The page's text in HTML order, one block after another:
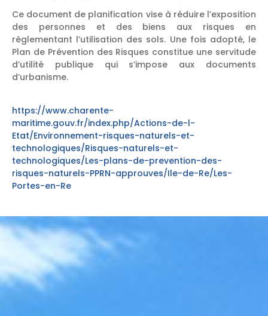
Ce document de planification vise à réduire l’exposition
des personnes et des biens aux risques en
réglementant l’utilisation des sols. Une fois adopté, le
Plan de Prévention des Risques constitue une servitude
d’utilité publique qui s’impose aux documents
d’urbanisme.
https://www.charente-
maritime.gouv.fr/index.php/Actions-de-l-
Etat/Environnement-risques-naturels-et-
technologiques/Risques-naturels-et-
technologiques/Les-plans-de-prevention-des-
risques-naturels-PPRN-approuves/Ile-de-Re/Les-
Portes-en-Re